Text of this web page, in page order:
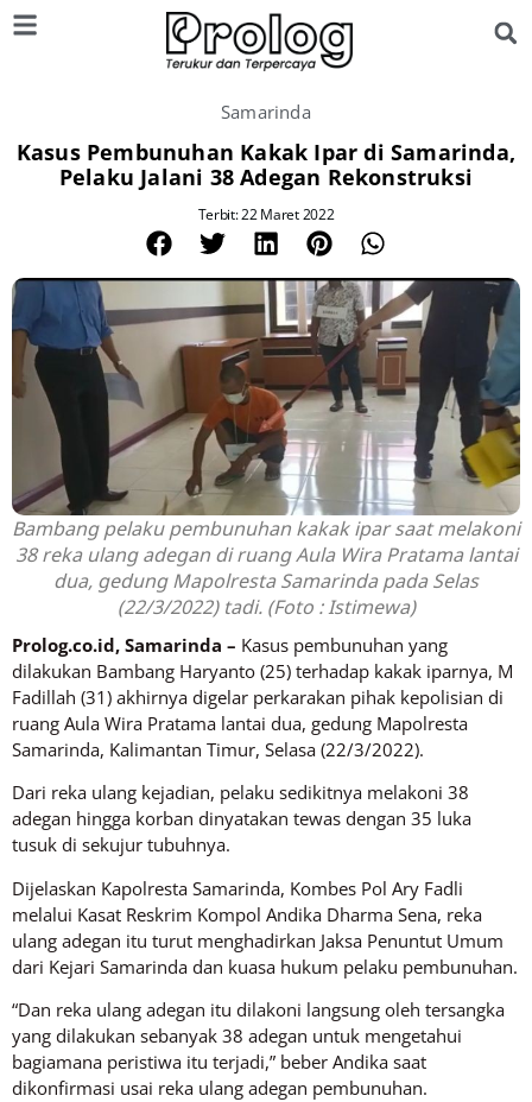
Samarinda
Kasus Pembunuhan Kakak Ipar di Samarinda,
Pelaku Jalani 38 Adegan Rekonstruksi
Terbit: 22 Maret 2022
Bambang pelaku pembunuhan kakak ipar saat melakoni
38 reka ulang adegan di ruang Aula Wira Pratama lantai
dua, gedung Mapolresta Samarinda pada Selas
(22/3/2022) tadi. (Foto : Istimewa)
Prolog.co.id, Samarinda – Kasus pembunuhan yang
dilakukan Bambang Haryanto (25) terhadap kakak iparnya, M
Fadillah (31) akhirnya digelar perkarakan pihak kepolisian di
ruang Aula Wira Pratama lantai dua, gedung Mapolresta
Samarinda, Kalimantan Timur, Selasa (22/3/2022).
Dari reka ulang kejadian, pelaku sedikitnya melakoni 38
adegan hingga korban dinyatakan tewas dengan 35 luka
tusuk di sekujur tubuhnya.
Dijelaskan Kapolresta Samarinda, Kombes Pol Ary Fadli
melalui Kasat Reskrim Kompol Andika Dharma Sena, reka
ulang adegan itu turut menghadirkan Jaksa Penuntut Umum
dari Kejari Samarinda dan kuasa hukum pelaku pembunuhan.
“Dan reka ulang adegan itu dilakoni langsung oleh tersangka
yang dilakukan sebanyak 38 adegan untuk mengetahui
bagiamana peristiwa itu terjadi,” beber Andika saat
dikonfirmasi usai reka ulang adegan pembunuhan.